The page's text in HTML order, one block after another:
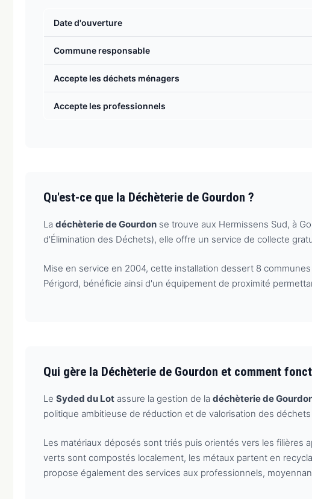
Date d'ouverture
Commune responsable
Accepte les déchets ménagers
Accepte les professionnels
Qu'est-ce que la Déchèterie de Gourdon ?
La déchèterie de Gourdon se trouve aux Hermissens Sud, à
d'Élimination des Déchets), elle offre un service de collecte
Mise en service en 2004, cette installation dessert 8
Périgord, bénéficie ainsi d'un équipement de proximité
Qui gère la Déchèterie de Gourdon et comment
Le Syded du Lot assure la gestion de la déchèterie de
politique ambitieuse de réduction et de valorisation des
Les matériaux déposés sont triés puis orientés vers les filières
verts sont compostés localement, les métaux partent en
propose également des services aux professionnels,